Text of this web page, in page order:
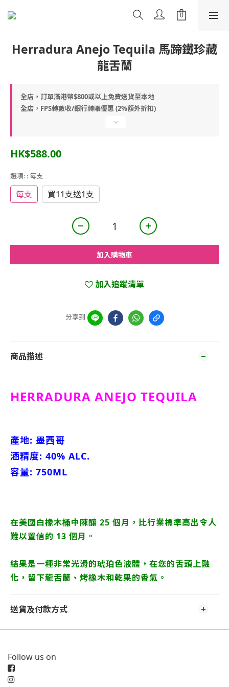
Herradura Anejo Tequila 馬蹄鐵珍藏
龍舌蘭
全店，訂單滿港幣$800或以上免費送貨至本地
全店，FPS轉數收/銀行轉賬優惠 (2%額外折扣)
HK$588.00
選項: : 每支
每支 買11支送1支
加入購物車
加入追蹤清單
分享到
商品描述
HERRADURA ANEJO TEQUILA
產地: 墨西哥
酒精度: 40% ALC.
容量: 750ML
在美國白橡木桶中陳釀 25 個月，比行業標準高出令人
難以置信的 13 個月。
結果是一種非常光滑的琥珀色液體，在您的舌頭上融
化，留下龍舌蘭、烤橡木和乾果的香氣。
送貨及付款方式
Follow us on